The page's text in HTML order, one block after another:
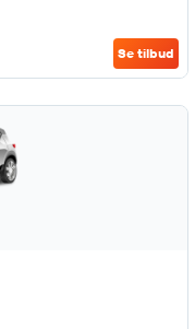
Se tilbud